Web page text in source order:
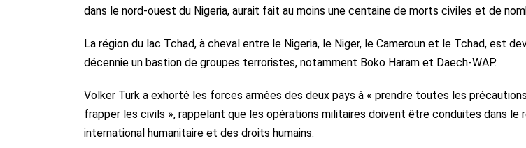
dans le nord-ouest du Nigeria, aurait fait au moins une centaine de morts civiles et de
La région du lac Tchad, à cheval entre le Nigeria, le Niger, le Cameroun et le Tchad, est
décennie un bastion de groupes terroristes, notamment Boko Haram et Daech-WAP.
Volker Türk a exhorté les forces armées des deux pays à « prendre toutes les
frapper les civils », rappelant que les opérations militaires doivent être conduites dans le
international humanitaire et des droits humains.